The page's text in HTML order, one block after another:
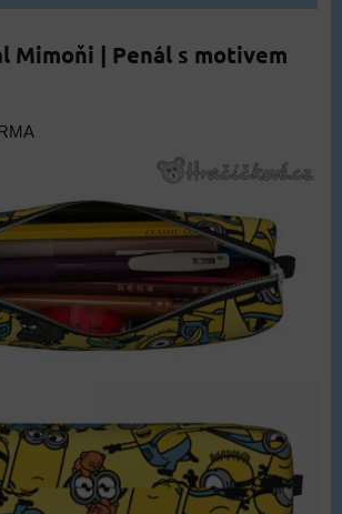
Mimoňi | Penál s motivem